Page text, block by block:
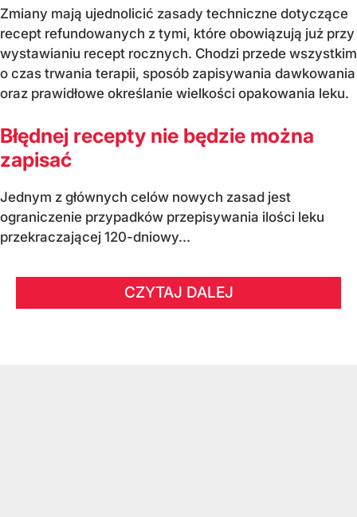
Zmiany mają ujednolicić zasady techniczne dotyczące
recept refundowanych z tymi, które obowiązują już przy
wystawianiu recept rocznych. Chodzi przede wszystkim
o czas trwania terapii, sposób zapisywania dawkowania
oraz prawidłowe określanie wielkości opakowania leku.
Błędnej recepty nie będzie można
zapisać
Jednym z głównych celów nowych zasad jest
ograniczenie przypadków przepisywania ilości leku
przekraczającej 120-dniowy...
CZYTAJ DALEJ